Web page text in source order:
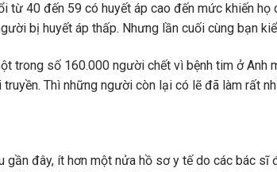
từ 40 đến 59 có huyết áp cao đến mức khiến
bị huyết áp thấp. Nhưng lần cuối cùng bạn
trong số 160.000 người chết vì bệnh tim ở
truyền. Thì những người còn lại có lẽ đã làm rất
gần đây, ít hơn một nửa hồ sơ y tế do các bác